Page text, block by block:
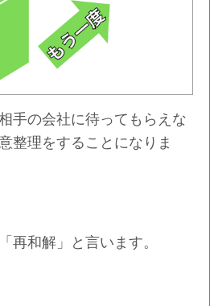
手の会社に待ってもらえな
整理をすることになりま
再和解」と言います。